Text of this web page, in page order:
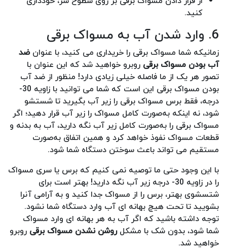
کنید.
6. وارد شدن آب به مسواک برقی
زمانیکه شما مسواک برقی را خریداری می کنید، با عنوانضد
آب بودن مسواک برقی روبرو خواهید شد که این عنوان با
تصور هر یک از ما فاصله خیلی زیادی دارد! منظور از ضد آب
بودن مسواک برقی این است که شما می توانید با زاویه 30-
درجه، فقط برس مسواک برقی را زیر آب بگیرید تا شستشو
شود، نه اینکه به‌صورت کامل مسواک را زیر آب قرار دهید؛ اگر
مسواک برقی را به‌صورت کامل زیر آب نگه دارید، آب به بدنه و
قطعات مسواک نفوذ خواهد کرد و همین اتفاق به‌صورت
مستقیم می تواند باعث سوختن دستگاه شما شود.
با این وجود حتی ما توصیه نمی کنیم که برس یا سری مسواک
را در زاویه 30- درجه زیر آب نگه دارید! بهتر است برای
شتسشوی بهتر، برس را از مسواک جدا کنید و به آرامی آنرا
بشویید تا تحت هیچ بهانه ای آب وارد دستگاه شما نشود.
توجه داشته باشید که اگر آب به هر بهانه ای وارد مسواک
شما شود، بدون شک با مشکلروشن نشدن مسواک برقی روبرو
خواهید شد.